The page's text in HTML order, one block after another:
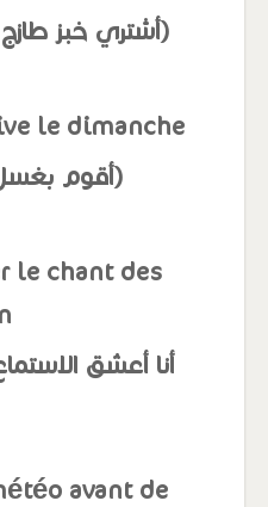
(أشتري خبز طازج من المخبز كل صباح)
le dimanche.
(أقوم بغسل الملابس يوم الأحد)
le chant des
avant de